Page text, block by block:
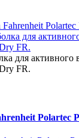
для активного
FR.
Polartec